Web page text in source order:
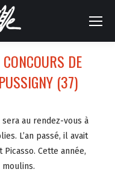
DE
(37)
au rendez-vous à
L’an passé, il avait
Cette année,